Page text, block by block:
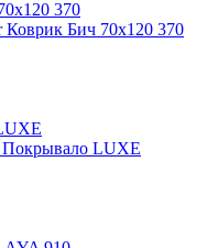
Коврик Бич 70х120 370
Покрывало LUXE